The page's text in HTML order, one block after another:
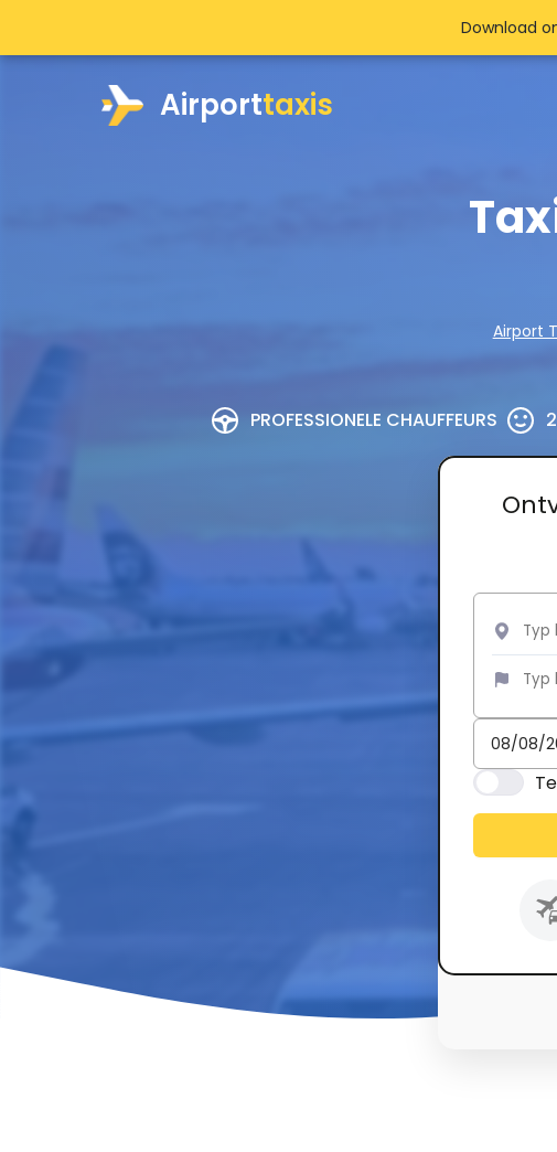
Airporttaxis
Airport
PROFESSIONELE CHAUFFEURS
Download